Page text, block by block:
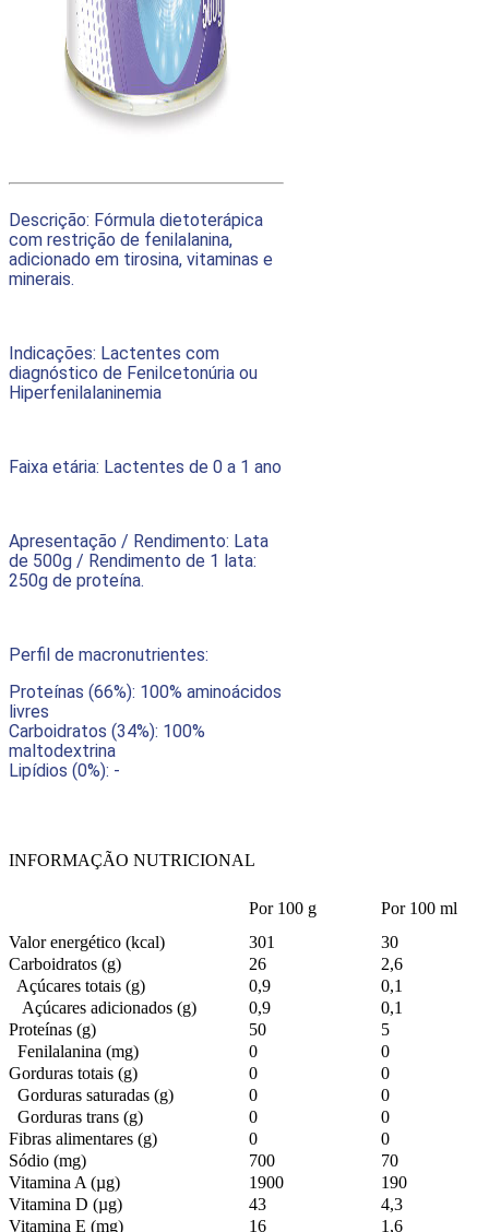
Descrição: Fórmula dietoterápica
com restrição de fenilalanina,
adicionado em tirosina, vitaminas e
minerais.
Indicações: Lactentes com
diagnóstico de Fenilcetonúria ou
Hiperfenilalaninemia​
Faixa etária: Lactentes de 0 a 1 ano
Apresentação / Rendimento: Lata
de 500g / Rendimento de 1 lata:
250g de proteína.
Perfil de macronutrientes:
Proteínas (66%): 100% aminoácidos
livres
Carboidratos (34%): 100%
maltodextrina
Lipídios (0%): -
INFORMAÇÃO NUTRICIONAL
Por 100 g
Por 100 ml
Valor energético (kcal)
301
30
Carboidratos (g)
26
2,6
Açúcares totais (g)
0,9
0,1
Açúcares adicionados (g)
0,9
0,1
Proteínas (g)
50
5
Fenilalanina (mg)
0
0
Gorduras totais (g)
0
0
Gorduras saturadas (g)
0
0
Gorduras trans (g)
0
0
Fibras alimentares (g)
0
0
Sódio (mg)
700
70
Vitamina A (µg)
1900
190
Vitamina D (µg)
43
4,3
Vitamina E (mg)
16 1,6